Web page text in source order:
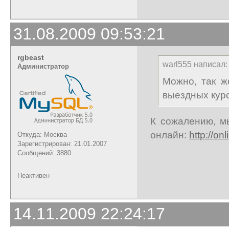
31.08.2009 09:53:21
rgbeast
Администратор
Откуда: Москва
Зарегистрирован: 21.01.2007
Сообщений: 3880
warl555 написал:
Можно, так
выездных
К сожалению,
онлайн: http://
Неактивен
14.11.2009 22:24:17